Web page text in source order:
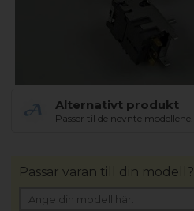
Alternativt produkt
Passer til de nevnte modellene.
Passar varan till din modell?